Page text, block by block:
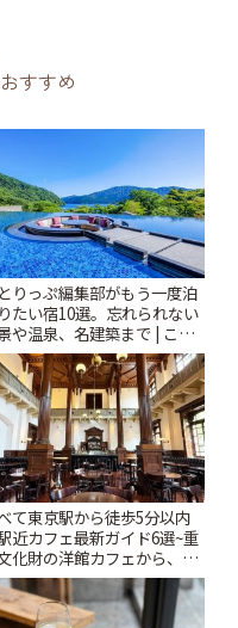
すすめ
りっぷ編集部がもう一度泊
たい宿10選。忘れられない
や温泉、名建築まで | こと
ぷ
て東京駅から徒歩5分以内
近カフェ最新ガイド6選~重
化財の洋館カフェから、改
ぐのレトロ喫茶まで~ | こと
ぷ